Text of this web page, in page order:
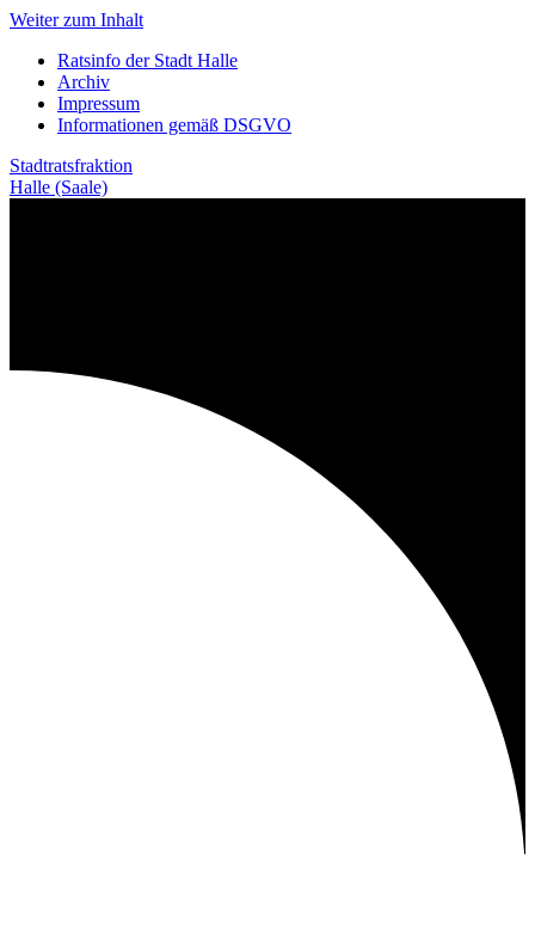
Weiter zum Inhalt
Ratsinfo der Stadt Halle
Archiv
Impressum
Informationen gemäß DSGVO
Stadtratsfraktion
Halle (Saale)